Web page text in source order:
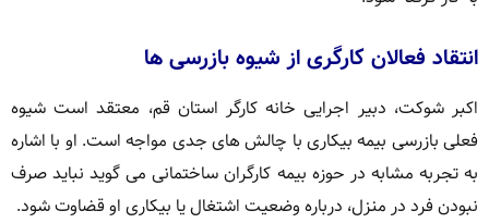
انتقاد فعالان کارگری از شیوه بازرسی ها
اکبر شوکت، دبیر اجرایی خانه کارگر استان قم، معتقد است شیوه
فعلی بازرسی بیمه بیکاری با چالش های جدی مواجه است. او با اشاره
به تجربه مشابه در حوزه بیمه کارگران ساختمانی می گوید نباید صرف
نبودن فرد در منزل، درباره وضعیت اشتغال یا بیکاری او قضاوت شود.